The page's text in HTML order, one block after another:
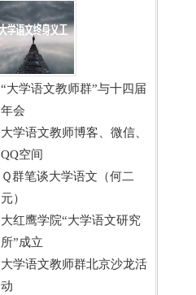
“大学语文教师群”与十四届
年会
大学语文教师博客、微信、
QQ空间
Ｑ群笔谈大学语文（何二
元）
大红鹰学院“大学语文研究
所”成立
大学语文教师群北京沙龙活
动